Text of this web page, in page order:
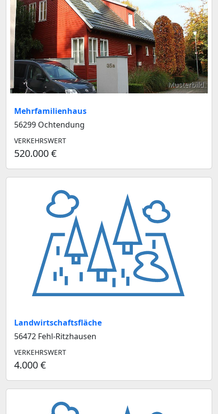
Musterbild
Mehrfamilienhaus
56299 Ochtendung
VERKEHRSWERT
520.000 €
Landwirtschaftsfläche
56472 Fehl-Ritzhausen
VERKEHRSWERT
4.000 €